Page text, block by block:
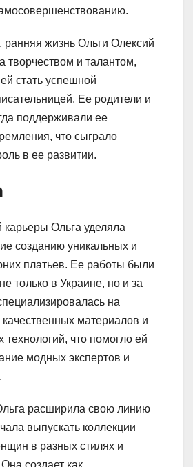
ранняя жизнь Ольги Олексий
и талантом,
стать успешной
Ее родители и
поддерживали ее
что сыграло
в ее развитии.
карьеры Ольга уделяла
созданию уникальных и
платьев. Ее работы были
только в Украине, но и за
на
качественных материалов и
что помогло ей
модных экспертов и
расширила свою линию
выпускать коллекции
в разных стилях и
создает как